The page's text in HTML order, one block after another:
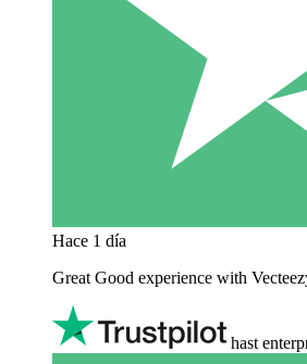
Hace 1 día
Great Good experience with
hast